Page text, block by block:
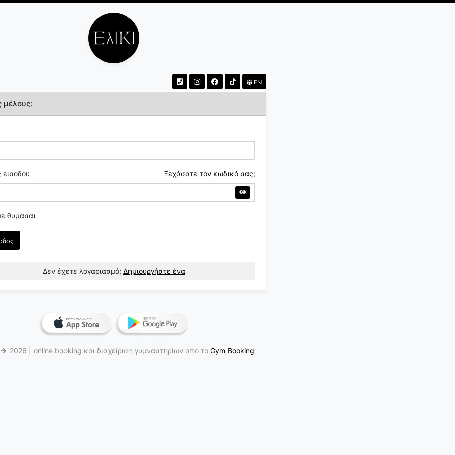
EN
μέλους:
εισόδου Ξεχάσατε τον κωδικό σας;
θυμάσαι
Δεν έχετε λογαριασμό; Δημιουργήστε ένα
2026 | online booking και διαχείριση γυμναστηρίων από το Gym Booking